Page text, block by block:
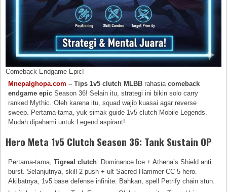
Comeback Endgame Epic!
Mnepalghopa.com – Tips 1v5 clutch MLBB rahasiacomeback
endgame epic Season 36! Selain itu, strategi ini bikin solo carry
ranked Mythic. Oleh karena itu, squad wajib kuasai agar reverse
sweep. Pertama-tama, yuk simak guide 1v5 clutch Mobile Legends.
Mudah dipahami untuk Legend aspirant!
Hero Meta 1v5 Clutch Season 36: Tank Sustain OP
Pertama-tama,Tigreal clutch: Dominance Ice + Athena’s Shield anti
burst. Selanjutnya, skill 2 push + ult Sacred Hammer CC 5 hero.
Akibatnya, 1v5 base defense infinite. Bahkan, spell Petrify chain stun.